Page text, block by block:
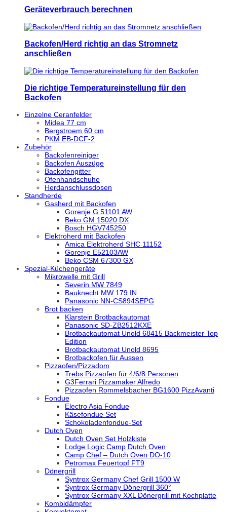
Geräteverbrauch berechnen
Backofen/Herd richtig an das Stromnetz
anschließen
Die richtige Temperatureinstellung für den
Backofen
Einzelne Ceranfelder
Midea 77 cm
Bergstroem 60 cm
PKM EB-DCF-2
Zubehör
Backofenreiniger
Backofen Auszüge
Backofengitter
Ofenhandschuhe
Herdanschlussdosen
Standherde
Gasherd mit Backofen
Gorenje G 51101 AW
Beko GM 15020 DX
Bosch HGV745250
Elektroherd mit Backofen
Amica Elektroherd SHC 11152
Gorenje E52103AW
Beko CSM 67300 GX
Spezial-Küchengeräte
Mikrowelle mit Grill
Severin MW 7849
Bauknecht MW 179 IN
Panasonic NN-CS894SEPG
Brot backen
Klarstein Brotbackautomat
Panasonic SD-ZB2512KXE
Brotbackautomat Unold 68415 Backmeister Top
Edition
Brotbackautomat Unold 8695
Brotbackofen für Aussen
Pizzaofen/Pizzadom
Trebs Pizzaofen für 4/6/8 Personen
G3Ferrari Pizzamaker Alfredo
Pizzaofen Rommelsbacher BG1600 PizzAvanti
Fondue
Electro Asia Fondue
Käsefondue Set
Schokoladenfondue-Set
Dutch Oven
Dutch Oven Set Holzkiste
Lodge Logic Camp Dutch Oven
Camp Chef – Dutch Oven DO-10
Petromax Feuertopf FT9
Dönergrill
Syntrox Germany Chef Grill 1500 W
Syntrox Germany Dönergrill 360°
Syntrox Germany XXL Dönergrill mit Kochplatte
Kombidämpfer